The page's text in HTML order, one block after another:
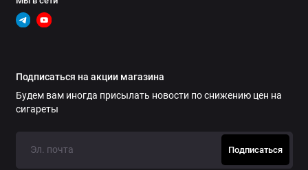
Подписаться на акции магазина
Будем вам иногда присылать новости по снижению цен на
сигареты
Подписаться